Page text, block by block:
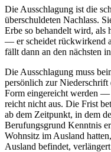
Die Ausschlagung ist die
überschuldeten Nachlass.
Erbe so behandelt wird, als
— er scheidet rückwirkend
fällt dann an den nächsten
Die Ausschlagung muss
persönlich zur
Form eingereicht werden
reicht nicht aus. Die Frist
ab dem Zeitpunkt, in dem
Berufungsgrund Kenntnis
Wohnsitz im Ausland
Ausland befindet,